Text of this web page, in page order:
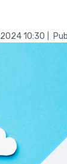
10:30